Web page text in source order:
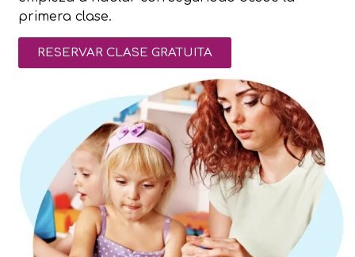
primera clase.
RESERVAR CLASE GRATUITA